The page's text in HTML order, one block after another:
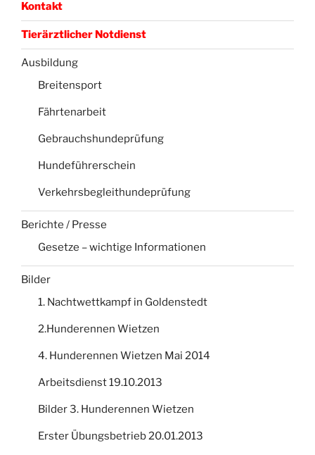
Kontakt
Tierärztlicher Notdienst
Ausbildung
Breitensport
Fährtenarbeit
Gebrauchshundeprüfung
Hundeführerschein
Verkehrsbegleithundeprüfung
Berichte / Presse
Gesetze – wichtige Informationen
Bilder
1. Nachtwettkampf in Goldenstedt
2.Hunderennen Wietzen
4. Hunderennen Wietzen Mai 2014
Arbeitsdienst 19.10.2013
Bilder 3. Hunderennen Wietzen
Erster Übungsbetrieb 20.01.2013